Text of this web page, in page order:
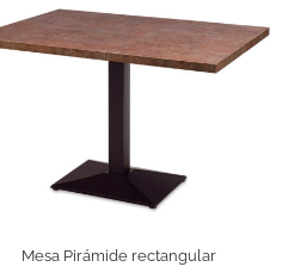
Mesa Pirámide rectangular